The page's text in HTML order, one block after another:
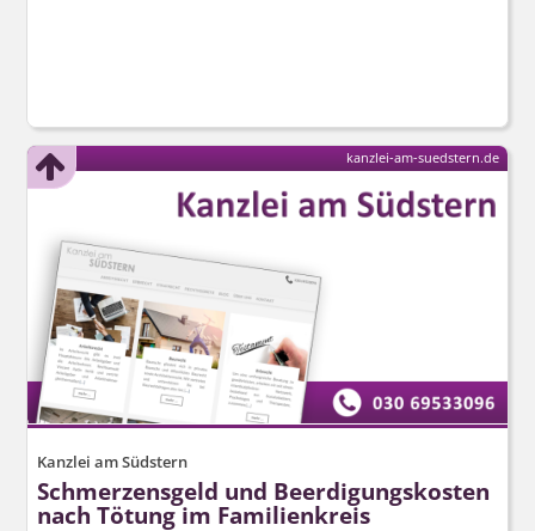
Kanzlei am Südstern
Schmerzensgeld und Beerdigungskosten
nach Tötung im Familienkreis
kanzlei-am-suedstern.de